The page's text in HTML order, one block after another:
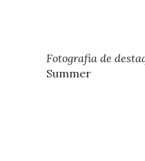
Fotografia de
Summer